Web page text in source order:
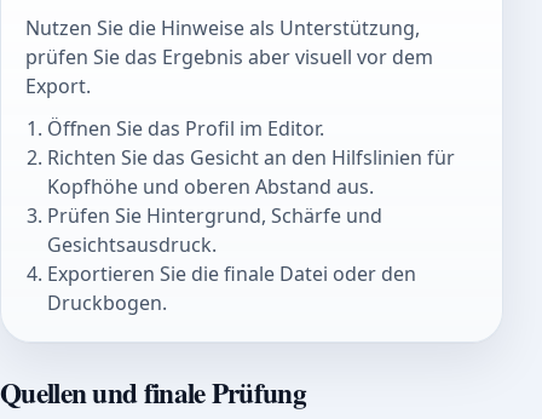
Nutzen Sie die Hinweise als Unterstützung,
prüfen Sie das Ergebnis aber visuell vor dem
Export.
Öffnen Sie das Profil im Editor.
Richten Sie das Gesicht an den Hilfslinien für
Kopfhöhe und oberen Abstand aus.
Prüfen Sie Hintergrund, Schärfe und
Gesichtsausdruck.
Exportieren Sie die finale Datei oder den
Druckbogen.
Quellen und finale Prüfung